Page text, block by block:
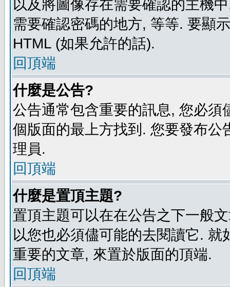
以及將圖像存在需要確認的主機
需要確認密碼的地方, 等等. 要顯
HTML (如果允許的話).
回頂端
什麼是公告?
公告通常包含重要的訊息, 您必
個版面的最上方找到. 您要發布
理員.
回頂端
什麼是置頂主題?
置頂主題可以在在公告之下一般
以您也必須儘可能的去閱讀它.
重要的文章, 來置於版面的頂端.
回頂端